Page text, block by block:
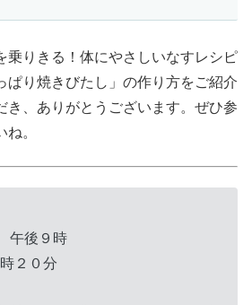
乗りきる！体にやさしいなすレシピ
ぱり焼きびたし」の作り方をご紹介
き、ありがとうございます。ぜひ参
。
午後９時
２０分